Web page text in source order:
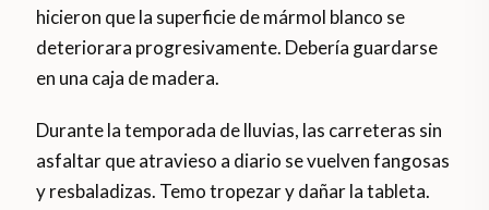
hicieron que la superficie de mármol blanco se
deteriorara progresivamente. Debería guardarse
en una caja de madera.
Durante la temporada de lluvias, las carreteras sin
asfaltar que atravieso a diario se vuelven fangosas
y resbaladizas. Temo tropezar y dañar la tableta.